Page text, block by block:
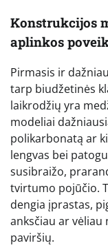
Konstrukcijos
aplinkos
Pirmasis ir
tarp biudžetinės
laikrodžių yra
modeliai
polikarbonatą ar
lengvas bei
susibraižo,
tvirtumo pojūčio.
dengia įprastas,
anksčiau ar
paviršių.